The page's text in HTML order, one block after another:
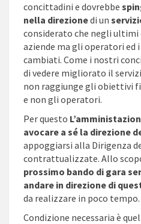
concittadini e dovrebbe
nella direzionedi un
considerato che negli ultimi
aziende ma gli operatori ed
cambiati. Come i nostri
di vedere migliorato il
non raggiunge gli obiettivi
e non gli operatori.
Per questo
avocare a sé la direzione
appoggiarsi alla Dirigenza
contrattualizzate. Allo
prossimo bando di gara
andare in direzione di
da realizzare in poco tempo.
Condizione necessaria è